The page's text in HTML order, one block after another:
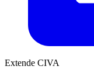
Extende CIVA